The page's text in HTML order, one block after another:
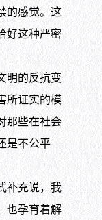
的感觉。这
好这种严密
的反抗变
所证实的模
那些在社会
是不公平
充说，我
也孕育着解